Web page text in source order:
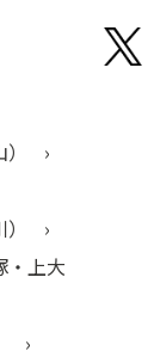
・上大